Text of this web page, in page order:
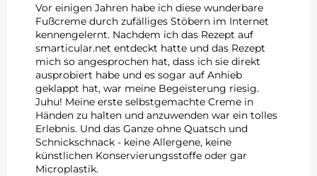
Vor einigen Jahren habe ich diese wunderbare
Fußcreme durch zufälliges Stöbern im Internet
kennengelernt. Nachdem ich das Rezept auf
smarticular.net entdeckt hatte und das Rezept
mich so angesprochen hat, dass ich sie direkt
ausprobiert habe und es sogar auf Anhieb
geklappt hat, war meine Begeisterung riesig.
Juhu! Meine erste selbstgemachte Creme in
Händen zu halten und anzuwenden war ein tolles
Erlebnis. Und das Ganze ohne Quatsch und
Schnickschnack - keine Allergene, keine
künstlichen Konservierungsstoffe oder gar
Microplastik.